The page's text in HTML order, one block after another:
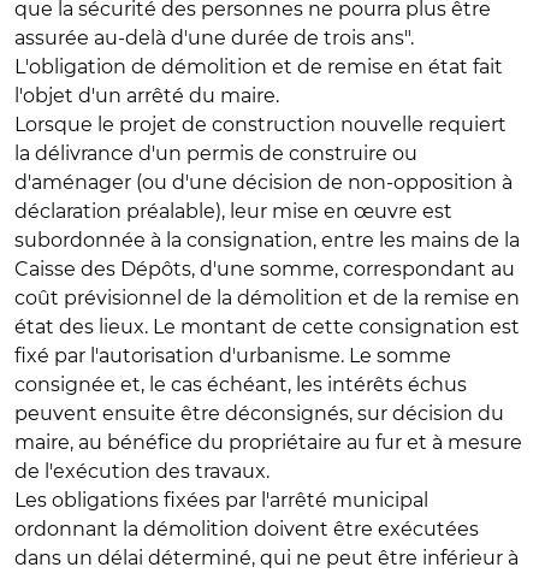
que la sécurité des personnes ne pourra plus être
assurée au-delà d'une durée de trois ans".
L'obligation de démolition et de remise en état fait
l'objet d'un arrêté du maire.
Lorsque le projet de construction nouvelle requiert
la délivrance d'un permis de construire ou
d'aménager (ou d'une décision de non-opposition à
déclaration préalable), leur mise en œuvre est
subordonnée à la consignation, entre les mains de la
Caisse des Dépôts, d'une somme, correspondant au
coût prévisionnel de la démolition et de la remise en
état des lieux. Le montant de cette consignation est
fixé par l'autorisation d'urbanisme. Le somme
consignée et, le cas échéant, les intérêts échus
peuvent ensuite être déconsignés, sur décision du
maire, au bénéfice du propriétaire au fur et à mesure
de l'exécution des travaux.
Les obligations fixées par l'arrêté municipal
ordonnant la démolition doivent être exécutées
dans un délai déterminé, qui ne peut être inférieur à